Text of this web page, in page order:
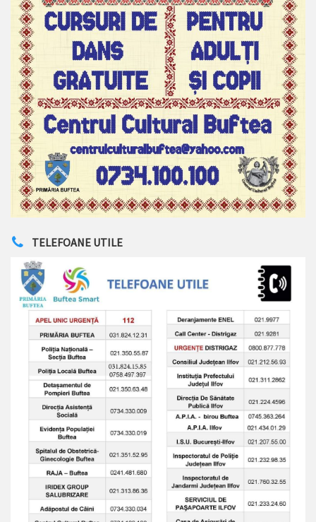
TELEFOANE UTILE